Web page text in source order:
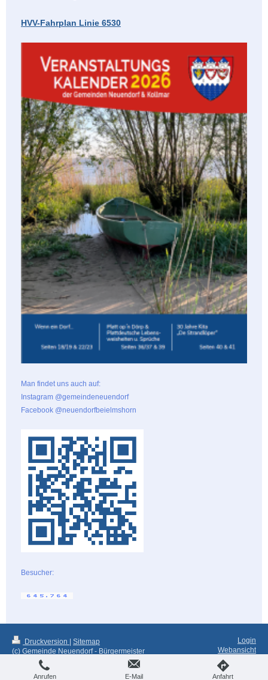
HVV-Fahrplan Linie 6530
Man findet uns auch auf:
Instagram @gemeindeneuendorf
Facebook @neuendorfbeielmshorn
Besucher:
Druckversion | Sitemap
(c) Gemeinde Neuendorf - Bürgermeister
Login
Webansicht
Anrufen E-Mail Anfahrt